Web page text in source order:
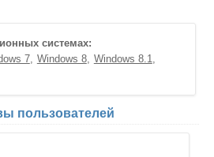
системах:
7 Windows 8
Windows 8.1
пользователей